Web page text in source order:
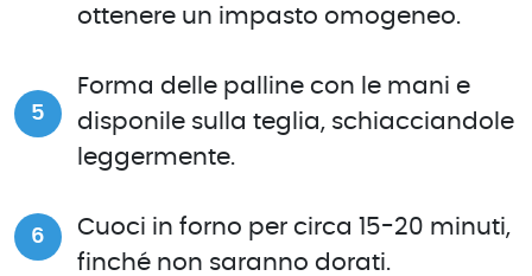
ottenere un impasto omogeneo.
Forma delle palline con le mani e
disponile sulla teglia, schiacciandole
leggermente.
Cuoci in forno per circa 15-20 minuti,
finché non saranno dorati.